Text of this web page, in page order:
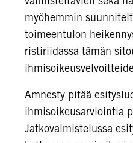
myöhemmin
toimeentulon
ristiriidassa tämän
Amnesty pitää
ihmisoikeusarviointia
Jatkovalmistelussa